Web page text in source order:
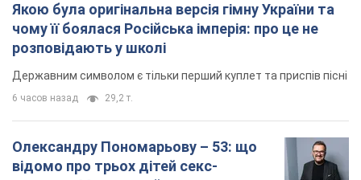
Якою була оригінальна версія гімну України та
чому її боялася Російська імперія: про це не
розповідають у школі
Державним символом є тільки перший куплет та приспів пісні
6 часов назад 29,2 т.
Олександру Пономарьову – 53: що
відомо про трьох дітей секс-